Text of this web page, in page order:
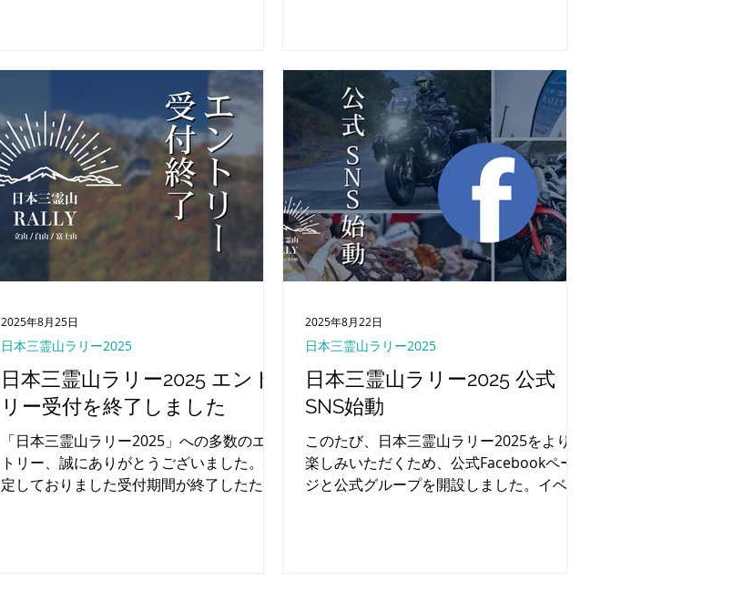
日本三霊山ラリー2025 エント
リー受付を終了しました
「日本三霊山ラリー2025」への多数のエン
トリー、誠にありがとうございました。 予
定しておりました受付期間が終了したた
日本三霊山ラリー2025
2025年8月25日
日本三霊山ラリー2025 公式
SNS始動
このたび、日本三霊山ラリー2025をよりお
楽しみいただくため、公式Facebookペー
ジと公式グループを開設しました。イベン
日本三霊山ラリー2025
2025年8月22日